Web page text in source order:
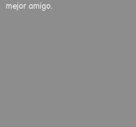
mejor amigo.